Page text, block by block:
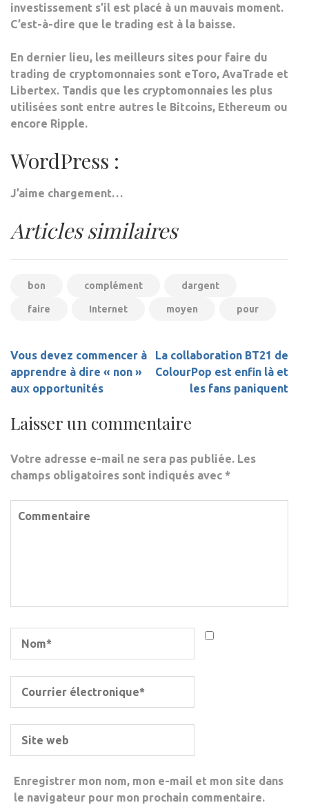
investissement s’il est placé à un mauvais moment.
C’est-à-dire que le trading est à la baisse.
En dernier lieu, les meilleurs sites pour faire du
trading de cryptomonnaies sont eToro, AvaTrade et
Libertex. Tandis que les cryptomonnaies les plus
utilisées sont entre autres le Bitcoins, Ethereum ou
encore Ripple.
WordPress :
J’aime chargement…
Articles similaires
bon complément dargent
faire Internet moyen pour
Navigation
de
l’article
Vous devez commencer à
apprendre à dire « non »
aux opportunités
La collaboration BT21 de
ColourPop est enfin là et
les fans paniquent
Laisser un commentaire
Votre adresse e-mail ne sera pas publiée. Les
champs obligatoires sont indiqués avec *
Enregistrer mon nom, mon e-mail et mon site dans
le navigateur pour mon prochain commentaire.